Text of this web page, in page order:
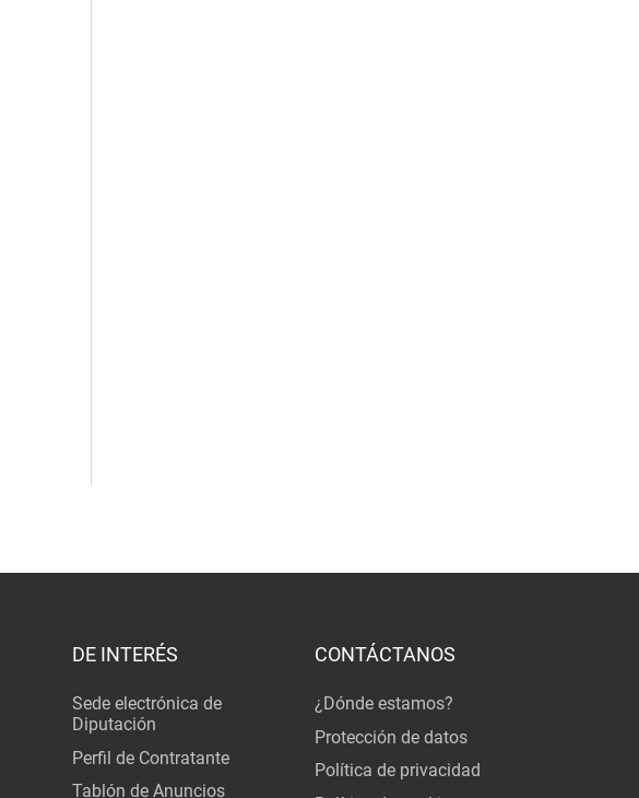
DE INTERÉS
Sede electrónica de
Diputación
Perfil de Contratante
Tablón de Anuncios
CONTÁCTANOS
¿Dónde estamos?
Protección de datos
Política de privacidad